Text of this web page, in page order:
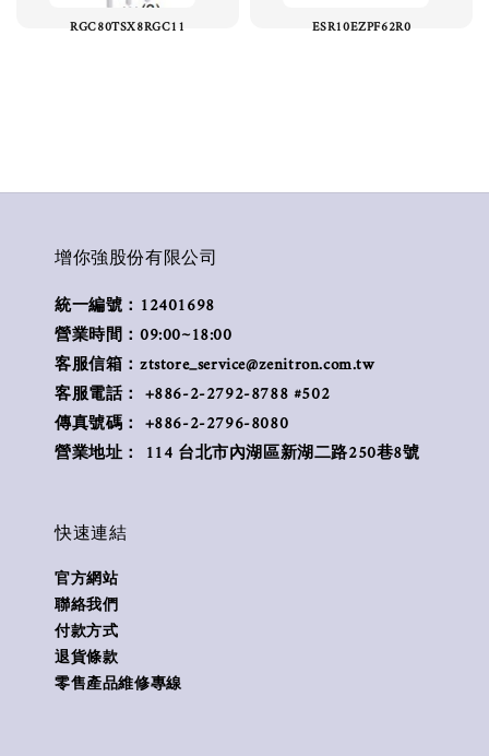
RGC80TSX8RGC11 ESR10EZPF62R0
增你強股份有限公司
統一編號：12401698
營業時間：09:00~18:00
客服信箱：ztstore_service@zenitron.com.tw
客服電話： +886-2-2792-8788 #502
傳真號碼： +886-2-2796-8080
營業地址： 114 台北市內湖區新湖二路250巷8號
快速連結
官方網站
聯絡我們
付款方式
退貨條款
零售產品維修專線